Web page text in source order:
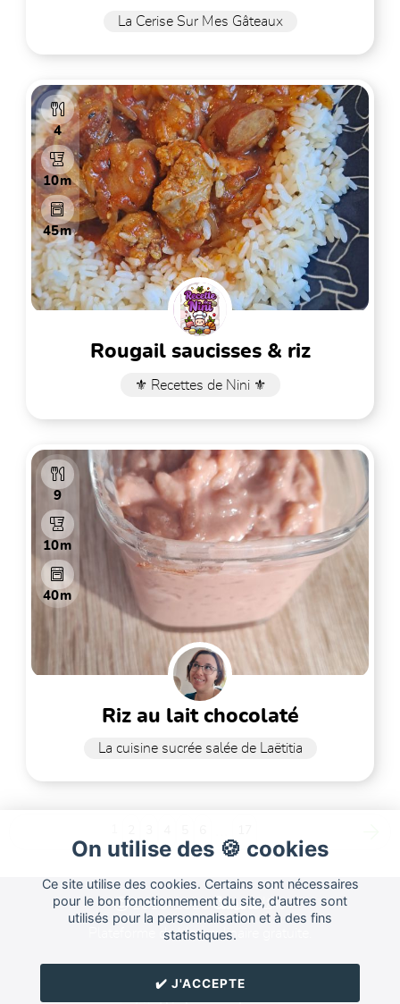
La Cerise Sur Mes Gâteaux
4
10m
45m
rougail saucisses & riz
⚜️ Recettes de Nini ⚜️
9
10m
40m
riz au lait chocolaté
La cuisine sucrée salée de Laëtitia
On utilise des 🍪 cookies
Ce site utilise des cookies. Certains sont nécessaires
pour le bon fonctionnement du site, d'autres sont
utilisés pour la personnalisation et à des fins
statistiques.
✔️ J'ACCEPTE
2015-2026CuisineLand
Plateforme de blog culinaire gratuite.
FAQ